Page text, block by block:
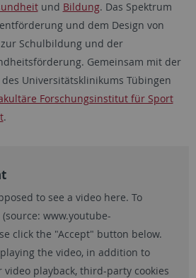
und Bildung. Das Spektrum
und dem Design von
Schulbildung und der
Gemeinsam mit der
Universitätsklinikums Tübingen
Forschungsinstitut für Sport
.
to see a video here. To
www.youtube-
click the "Accept" button below.
the video, in addition to
playback, third-party cookies